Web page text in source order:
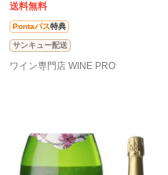
送料無料
Pontaパス特典
サンキュー配送
ワイン専門店 WINE PRO